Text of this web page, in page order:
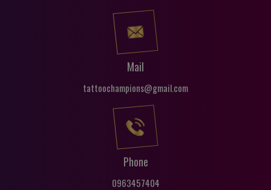
Mail
tattoochampions@gmail.com
Phone
0963457404